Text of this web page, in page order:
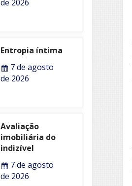
de 2026
Entropia íntima
7 de agosto
de 2026
Avaliação
imobiliária do
indizível
7 de agosto
de 2026